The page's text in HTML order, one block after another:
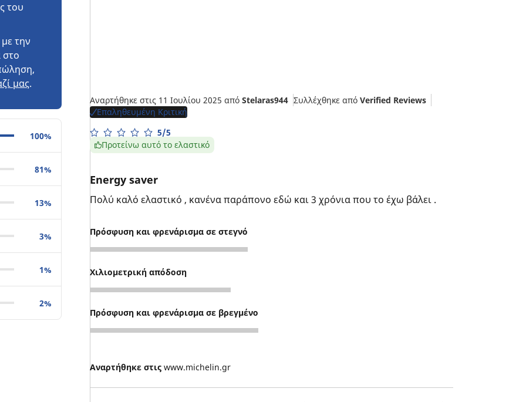
του
την
στο
μας.
100%
81%
13%
3%
1%
2%
Αναρτήθηκε στις 11 Ιουλίου 2025 από Stelaras944 Συλλέχθηκε από Verified Reviews
Επαληθευμένη Κριτική
5/5
Προτείνω αυτό το ελαστικό
Energy saver
Πολύ καλό ελαστικό , κανένα παράπονο εδώ και 3 χρόνια που το έχω βάλει .
Πρόσφυση και φρενάρισμα σε στεγνό
5
Χιλιομετρική απόδοση
5
Πρόσφυση και φρενάρισμα σε βρεγμένο
4
Αναρτήθηκε στιςwww.michelin.gr